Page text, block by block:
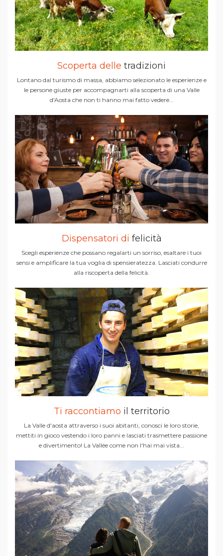
Scoperta delle tradizioni
Lontano dal turismo di massa, abbiamo selezionato le esperienze e
le persone giuste per accompagnarti alla scoperta di una Valle
d'Aosta che non ti hanno mai fatto vedere...
Dispensatori di felicità
Scegli esperienze che possano regalarti un sorriso, esaltare i tuoi
sensi e amplificare la tua voglia di spensieratezza. Lasciati condurre
alla riscoperta della felicità.
Ti raccontiamo il territorio
La Valle d'aosta attraverso i suoi abitanti, conosci le loro storie,
mettiti in gioco vestendo i loro panni e lasciati trasmettere passione
e divertimento! La Vallée come non l'hai mai vista...